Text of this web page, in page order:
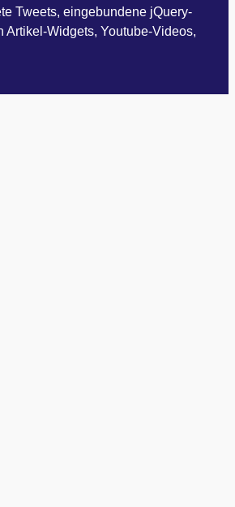
Tweets, eingebundene jQuery-
Artikel-Widgets, Youtube-Videos,